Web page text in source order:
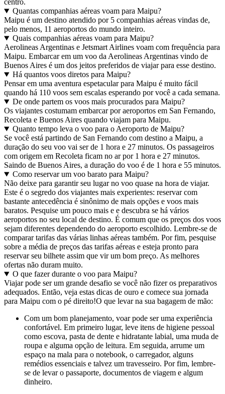
centro.
Quantas companhias aéreas voam para Maipu?
Maipu é um destino atendido por 5 companhias aéreas vindas de,
pelo menos, 11 aeroportos do mundo inteiro.
Quais companhias aéreas voam para Maipu?
Aerolineas Argentinas e Jetsmart Airlines voam com frequência para
Maipu. Embarcar em um voo da Aerolineas Argentinas vindo de
Buenos Aires é um dos jeitos preferidos de viajar para esse destino.
Há quantos voos diretos para Maipu?
Pensar em uma aventura espetacular para Maipu é muito fácil
quando há 110 voos sem escalas esperando por você a cada semana.
De onde partem os voos mais procurados para Maipu?
Os viajantes costumam embarcar por aeroportos em San Fernando,
Recoleta e Buenos Aires quando viajam para Maipu.
Quanto tempo leva o voo para o Aeroporto de Maipu?
Se você está partindo de San Fernando com destino a Maipu, a
duração do seu voo vai ser de 1 hora e 27 minutos. Os passageiros
com origem em Recoleta ficam no ar por 1 hora e 27 minutos.
Saindo de Buenos Aires, a duração do voo é de 1 hora e 55 minutos.
Como reservar um voo barato para Maipu?
Não deixe para garantir seu lugar no voo quase na hora de viajar.
Este é o segredo dos viajantes mais experientes: reservar com
bastante antecedência é sinônimo de mais opções e voos mais
baratos. Pesquise um pouco mais e e descubra se há vários
aeroportos no seu local de destino. É comum que os preços dos voos
sejam diferentes dependendo do aeroporto escolhido. Lembre-se de
comparar tarifas das várias linhas aéreas também. Por fim, pesquise
sobre a média de preços das tarifas aéreas e esteja pronto para
reservar seu bilhete assim que vir um bom preço. As melhores
ofertas não duram muito.
O que fazer durante o voo para Maipu?
Viajar pode ser um grande desafio se você não fizer os preparativos
adequados. Então, veja estas dicas de ouro e comece sua jornada
para Maipu com o pé direito!O que levar na sua bagagem de mão:
Com um bom planejamento, voar pode ser uma experiência
confortável. Em primeiro lugar, leve itens de higiene pessoal
como escova, pasta de dente e hidratante labial, uma muda de
roupa e alguma opção de leitura. Em seguida, arrume um
espaço na mala para o notebook, o carregador, alguns
remédios essenciais e talvez um travesseiro. Por fim, lembre-
se de levar o passaporte, documentos de viagem e algum
dinheiro.